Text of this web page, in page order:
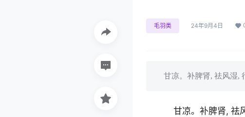
毛羽类 24年9月4日
甘凉。补脾肾, 祛风湿,
甘凉。补脾肾, 祛